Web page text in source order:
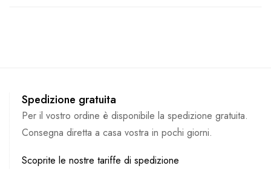
Spedizione gratuita
Per il vostro ordine è disponibile la spedizione gratuita.
Consegna diretta a casa vostra in pochi giorni.
Scoprite le nostre tariffe di spedizione